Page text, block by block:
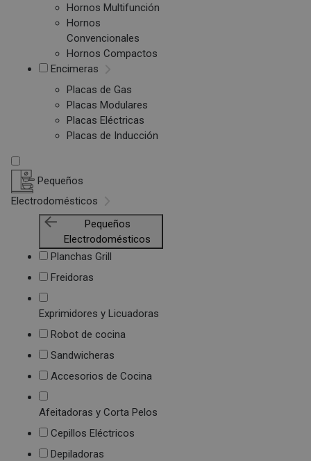
Hornos Multifunción
Hornos
Convencionales
Hornos Compactos
Encimeras
Placas de Gas
Placas Modulares
Placas Eléctricas
Placas de Inducción
Pequeños
Electrodomésticos
Pequeños
Electrodomésticos
Planchas Grill
Freidoras
Exprimidores y Licuadoras
Robot de cocina
Sandwicheras
Accesorios de Cocina
Afeitadoras y Corta Pelos
Cepillos Eléctricos
Depiladoras